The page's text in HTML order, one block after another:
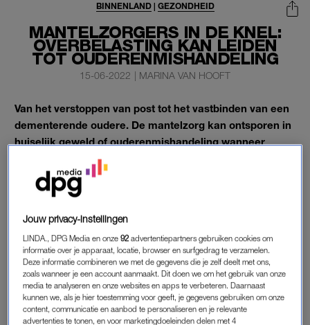
MANTELZORGERS IN DE KNEL:
OVERBELASTING KAN LEIDEN
TOT OUDERENMISHANDELING
BINNENLAND| GEZONDHEID
15-06-2022 | MARINA VAN HOOFT
Van het verstoppen van post tot het vastbinden van een
dementerende oudere. De mantelzorg kan ontsporen in
huiselijk geweld of ouderenmishandeling wanneer
mantelzorgers overbelast zijn.
Dat meldt belangenvereniging MantelzorgNL. De organisatie
het misgaat.
OUDERENMISHANDELING
“Door de toenemende vergrijzing in Nederland en de
personeelstekorten in de zorg komtmeer zorg op de
schouders van mantelzorgers. Hierdoor neemt ook de kans op
Jouw privacy-instellingen
LINDA., DPG Media en onze92 advertentiepartners gebruiken cookies om
informatie over je apparaat, locatie, browser en surfgedrag te verzamelen.
Deze informatie combineren we met de gegevens die je zelf deelt met ons,
zoals wanneer je een account aanmaakt. Dit doen we om het gebruik van onze
media te analyseren en onze websites en apps te verbeteren. Daarnaast
kunnen we, als je hier toestemming voor geeft, je gegevens gebruiken om onze
content, communicatie en aanbod te personaliseren en je relevante
advertenties te tonen, en voor marketingdoeleinden delen met 4